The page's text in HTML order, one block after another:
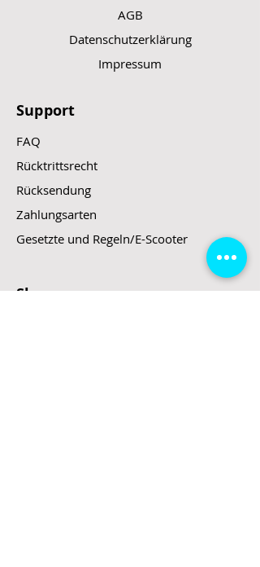
AGB
Datenschutzerklärung
Impressum
Support
FAQ
Rücktrittsrecht
Rücksendung
Zahlungsarten
Gesetzte und Regeln/E-Scooter
Shop